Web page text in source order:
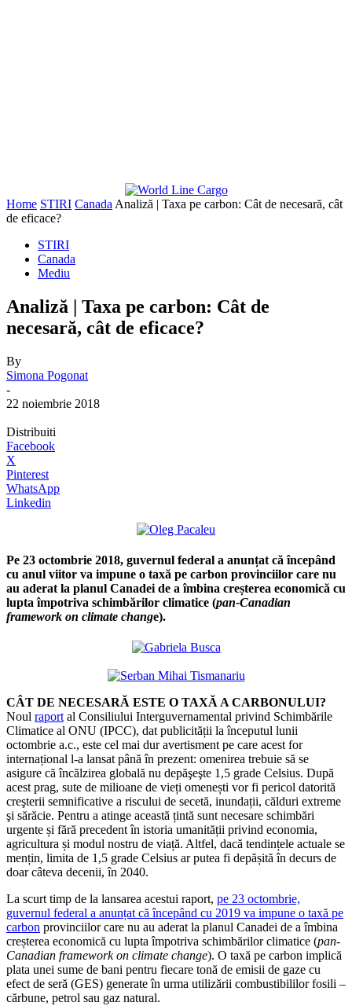
Home STIRI Canada Analiză | Taxa pe carbon: Cât de necesară, cât
de eficace?
STIRI
Canada
Mediu
Analiză | Taxa pe carbon: Cât de
necesară, cât de eficace?
By
Simona Pogonat
-
22 noiembrie 2018
Distribuiti
Facebook
X
Pinterest
WhatsApp
Linkedin
Pe 23 octombrie 2018, guvernul federal a anunțat că începând
cu anul viitor va impune o taxă pe carbon provinciilor care nu
au aderat la planul Canadei de a îmbina creșterea economică cu
lupta împotriva schimbărilor climatice (pan-Canadian
framework on climate change).
CÂT DE NECESARĂ ESTE O TAXĂ A CARBONULUI?
Noul raport al Consiliului Interguvernamental privind Schimbările
Climatice al ONU (IPCC), dat publicității la începutul lunii
octombrie a.c., este cel mai dur avertisment pe care acest for
internațional l-a lansat până în prezent: omenirea trebuie să se
asigure că încălzirea globală nu depăşeşte 1,5 grade Celsius. După
acest prag, sute de milioane de vieți omenești vor fi pericol datorită
creşterii semnificative a riscului de secetă, inundații, călduri extreme
şi sărăcie. Pentru a atinge această țintă sunt necesare schimbări
urgente și fără precedent în istoria umanității privind economia,
agricultura și modul nostru de viață. Altfel, dacă tendințele actuale se
mențin, limita de 1,5 grade Celsius ar putea fi depășită în decurs de
doar câteva decenii, în 2040.
La scurt timp de la lansarea acestui raport, pe 23 octombrie,
guvernul federal a anunțat că începând cu 2019 va impune o taxă pe
carbon provinciilor care nu au aderat la planul Canadei de a îmbina
creșterea economică cu lupta împotriva schimbărilor climatice (pan-
Canadian framework on climate change). O taxă pe carbon implică
plata unei sume de bani pentru fiecare tonă de emisii de gaze cu
efect de seră (GES) generate în urma utilizării combustibililor fosili –
cărbune, petrol sau gaz natural.